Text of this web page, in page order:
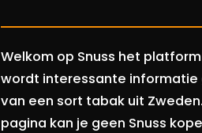
Welkom op Snuss het
wordt interessante informatie
van een sort tabak uit
pagina kan je geen Snuss